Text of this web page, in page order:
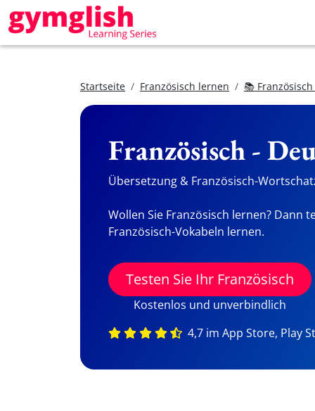
Startseite Französisch lernen 📚
Französisch -
Übersetzung & Französisch-
Wollen Sie Französisch lernen? Dann
Französisch-Vokabeln lernen.
Testen Sie Ihr Französisch
Kostenlos und unverbindlich
4,7 im App Store, Play